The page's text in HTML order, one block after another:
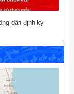
dân định kỳ